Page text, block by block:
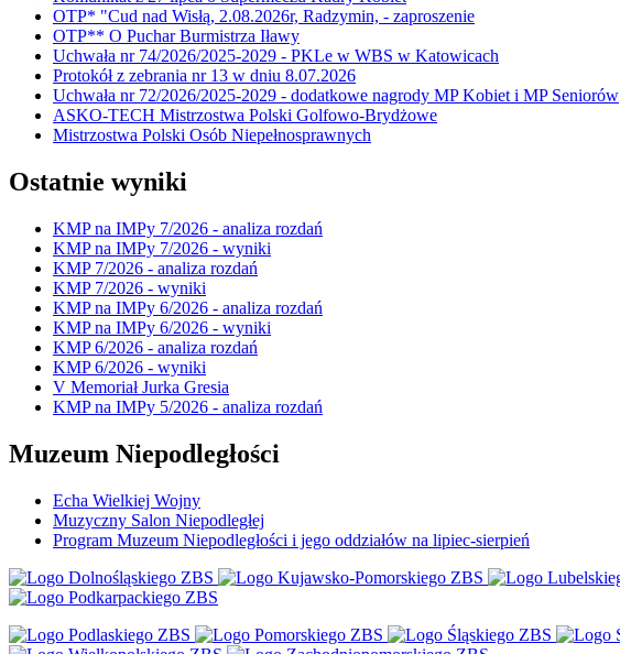
OTP* "Cud nad Wisłą, 2.08.2026r, Radzymin, - zaproszenie
OTP** O Puchar Burmistrza Iławy
Uchwała nr 74/2026/2025-2029 - PKLe w WBS w Katowicach
Protokół z zebrania nr 13 w dniu 8.07.2026
Uchwała nr 72/2026/2025-2029 - dodatkowe nagrody MP Kobiet i MP Seniorów
ASKO-TECH Mistrzostwa Polski Golfowo-Brydżowe
Mistrzostwa Polski Osób Niepełnosprawnych
Ostatnie wyniki
KMP na IMPy 7/2026 - analiza rozdań
KMP na IMPy 7/2026 - wyniki
KMP 7/2026 - analiza rozdań
KMP 7/2026 - wyniki
KMP na IMPy 6/2026 - analiza rozdań
KMP na IMPy 6/2026 - wyniki
KMP 6/2026 - analiza rozdań
KMP 6/2026 - wyniki
V Memoriał Jurka Gresia
KMP na IMPy 5/2026 - analiza rozdań
Muzeum Niepodległości
Echa Wielkiej Wojny
Muzyczny Salon Niepodległej
Program Muzeum Niepodległości i jego oddziałów na lipiec-sierpień